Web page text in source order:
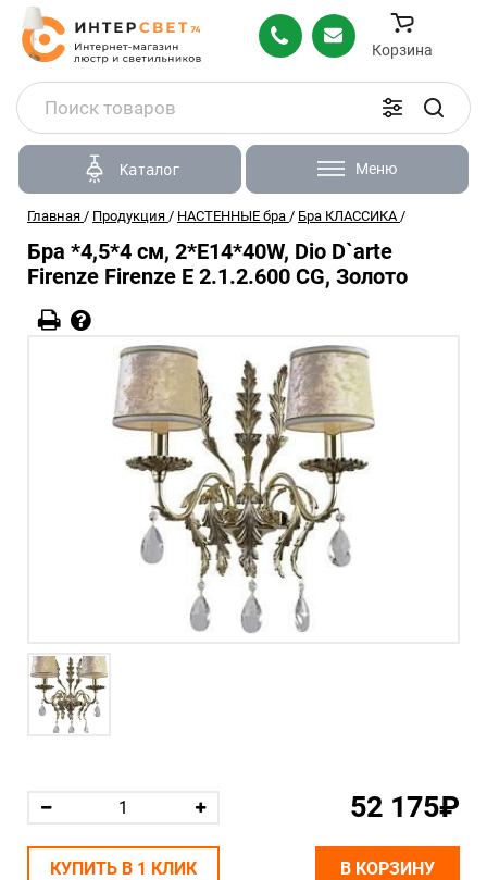
Корзина
Каталог Меню
Главная / Продукция / НАСТЕННЫЕ бра / Бра КЛАССИКА /
Бра *4,5*4 см, 2*E14*40W, Dio D`arte
Firenze Firenze E 2.1.2.600 CG, Золото
52 175₽
КУПИТЬ В 1 КЛИК В КОРЗИНУ